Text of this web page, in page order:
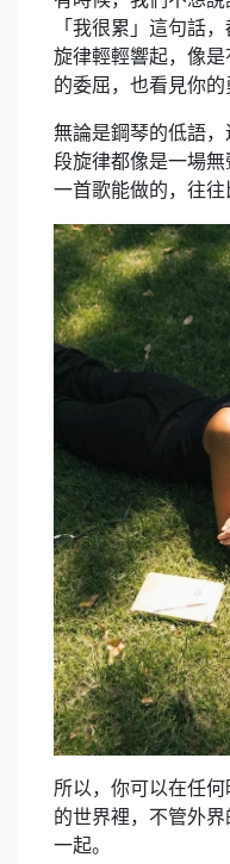
「我很累」這句話
旋律輕輕響起，像
的委屈，也看見你的
無論是鋼琴的低語
段旋律都像是一場無
一首歌能做的，往往
所以，你可以在任
的世界裡，不管外
一起。